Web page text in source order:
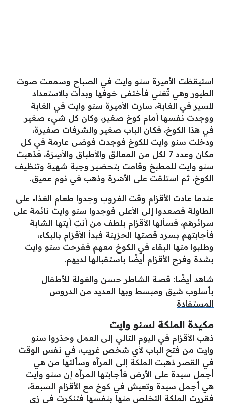
استيقظت الأميرة سنو وايت في الصباح وسمعت صوت
الطيور وهي تُغني فأختفى خوفها وبدأت بالاستعداد
للسير في الغابة، سارت الأميرة سنو وايت في الغابة
ووجدت نفسها أمام كوخ صغير، وكان كل شيء صغير
في هذا الكوخ، فكان الباب صغير والشرفات صغيرة،
ودخلت سنو وايت للكوخ فوجدت فوضى عارمة في كل
مكان وعدد 7 لكل من المعالق والأطباق والأسِرّة، فذهبت
سنو وايت للمطبخ وقامت بتحضير وجبة شهية وتنظيف
الكوخ، ثم استلقت على الأسّرة وذهب في نوم عميق.
عندما عادت الأقزام وقت الغروب وجدوا طعام الغذاء على
الطاولة فصعدوا إلى الأعلى فوجدوا سنو وايت نائمة على
سرائرهم، فسألها الأقزام بلطف من أنتِ أيتها الشابة
فأجابتهم بسرد قصتها الحزينة فبدأ الأقزام بالبكاء،
وطلبوا منها البقاء في الكوخ معهم ففرحت سنو وايت
بشدة وفرح الأقزام أيضًا باستقبالها لديهم.
شاهد أيضًا: قصة الشاطر حسن والغولة للأطفال
بأسلوب شيق ومبسط وبها العديد من الدروس
المستفادة
مكيدة الملكة لسنو وايت
ذهب الأقزام في اليوم التالي إلى العمل وحذروا سنو
وايت من فتح الباب لأي شخص غريب، في نفس الوقت
في القصر ذهبت الملكة إلى المرآه وسألتها من هي
أجمل سيدة على الأرض فأجابتها المرآه إن سنو وايت
هي أجمل سيدة وتعيش في كوخ مع الأقزام السبعة،
فقررت الملكة التخلص منها بنفسها فتنكرت في زي